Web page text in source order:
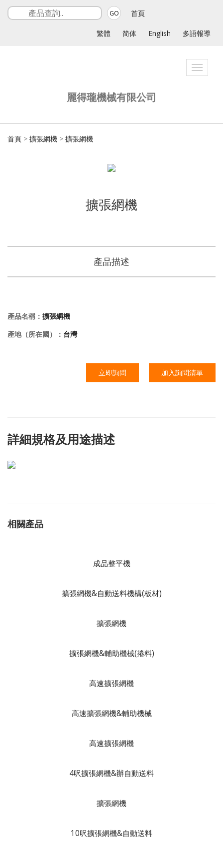
GO 首頁
繁體 简体 English 多語報導
Toggle
麗得瓏機械有限公司
首頁 > 擴張網機 > 擴張網機
擴張網機
產品描述
產品名稱： 擴張網機
產地（所在國）： 台灣
立即詢問 加入詢問清單
詳細規格及用途描述
相關產品
成品整平機
擴張網機&自動送料機構(板材)
擴張網機
擴張網機&輔助機械(捲料)
高速擴張網機
高速擴張網機&輔助機械
高速擴張網機
4呎擴張網機&辦自動送料
擴張網機
10呎擴張網機&自動送料